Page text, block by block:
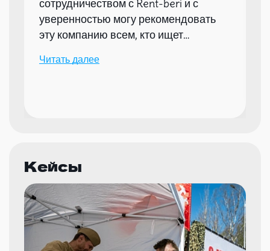
сотрудничеством с Rent-beri и с
уверенностью могу рекомендовать
эту компанию всем, кто ищет
мероприятий.
Читать далее
Кейсы